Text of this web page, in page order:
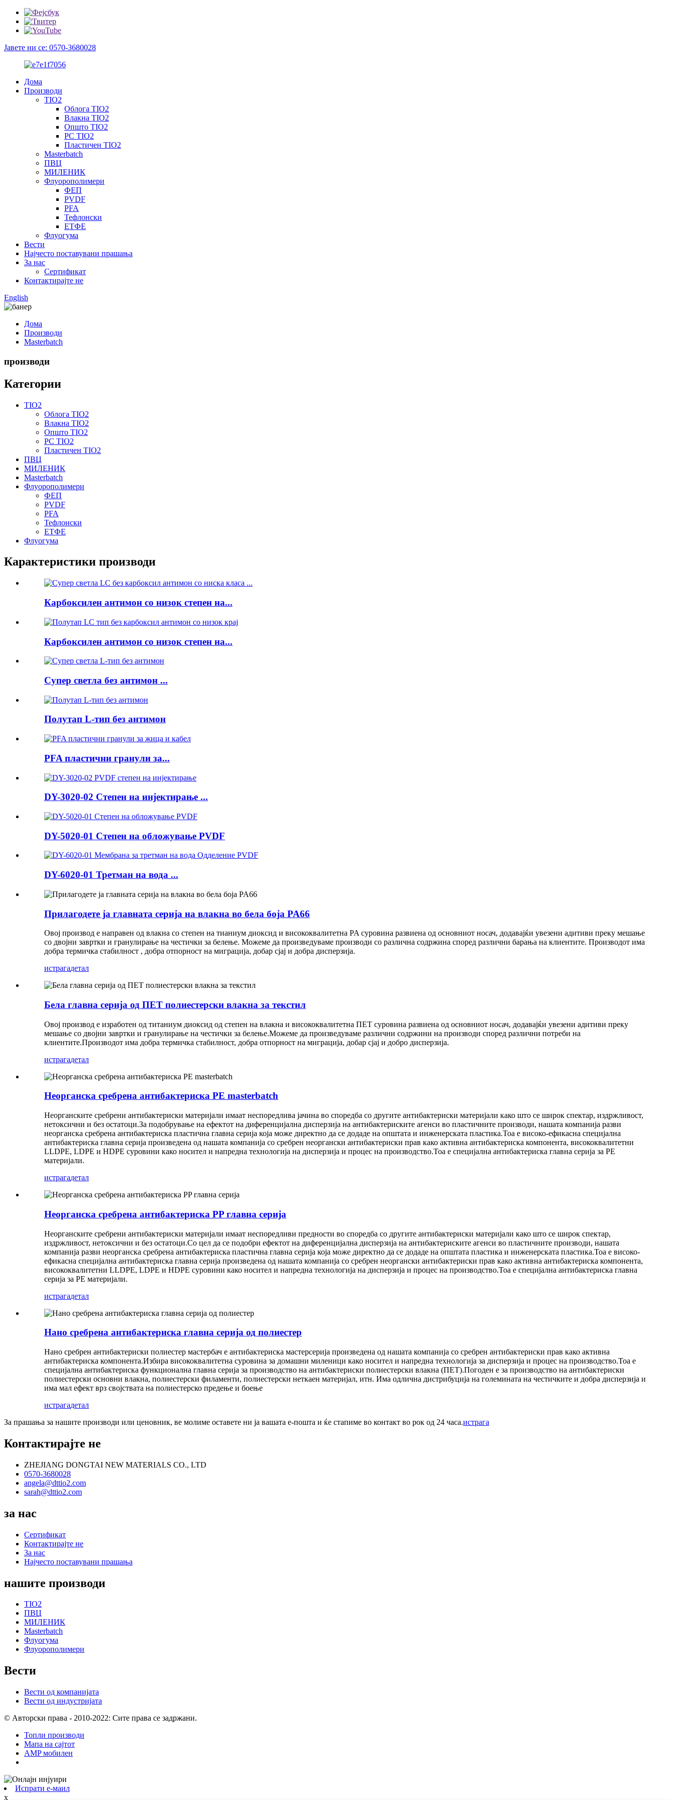
Јавете ни се: 0570-3680028
Дома
Производи
TIO2
Облога TIO2
Влакна TIO2
Општо TIO2
PC TIO2
Пластичен TIO2
Masterbatch
ПВЦ
МИЛЕНИК
Флуорополимери
ФЕП
PVDF
PFA
Тефлонски
ЕТФЕ
Флуогума
Вести
Најчесто поставувани прашања
За нас
Сертификат
Контактирајте не
English
Дома
Производи
Masterbatch
производи
Категории
TIO2
Облога TIO2
Влакна TIO2
Општо TIO2
PC TIO2
Пластичен TIO2
ПВЦ
МИЛЕНИК
Masterbatch
Флуорополимери
ФЕП
PVDF
PFA
Тефлонски
ЕТФЕ
Флуогума
Карактеристики производи
Карбоксилен антимон со низок степен на...
Карбоксилен антимон со низок степен на...
Супер светла без антимон ...
Полутап L-тип без антимон
PFA пластични гранули за...
DY-3020-02 Степен на инјектирање ...
DY-5020-01 Степен на обложување PVDF
DY-6020-01 Третман на вода ...
Прилагодете ја главната серија на влакна во бела боја PA66
Овој производ е направен од влакна со степен на тианиум диоксид и висококвалитетна PA суровина развиена од основниот носач, додавајќи увезени адитиви преку мешање
со двојни завртки и гранулирање на честички за белење. Можеме да произведуваме производи со различна содржина според различни барања на клиентите. Производот има
добра термичка стабилност , добра отпорност на миграција, добар сјај и добра дисперзија.
истрагадетал
Бела главна серија од ПЕТ полиестерски влакна за текстил
Овој производ е изработен од титаниум диоксид од степен на влакна и висококвалитетна ПЕТ суровина развиена од основниот носач, додавајќи увезени адитиви преку
мешање со двојни завртки и гранулирање на честички за белење.Можеме да произведуваме различни содржини на производи според различни потреби на
клиентите.Производот има добра термичка стабилност, добра отпорност на миграција, добар сјај и добро дисперзија.
истрагадетал
Неорганска сребрена антибактериска PE masterbatch
Неорганските сребрени антибактериски материјали имаат неспоредлива јачина во споредба со другите антибактериски материјали како што се широк спектар, издржливост,
нетоксични и без остатоци.За подобрување на ефектот на диференцијална дисперзија на антибактериските агенси во пластичните производи, нашата компанија разви
неорганска сребрена антибактериска пластична главна серија која може директно да се додаде на општата и инженерската пластика.Тоа е високо-ефикасна специјална
антибактериска главна серија произведена од нашата компанија со сребрен неоргански антибактериски прав како активна антибактериска компонента, висококвалитетни
LLDPE, LDPE и HDPE суровини како носител и напредна технологија на дисперзија и процес на производство.Тоа е специјална антибактериска главна серија за PE
материјали.
истрагадетал
Неорганска сребрена антибактериска PP главна серија
Неорганските сребрени антибактериски материјали имаат неспоредливи предности во споредба со другите антибактериски материјали како што се широк спектар,
издржливост, нетоксични и без остатоци.Со цел да се подобри ефектот на диференцијална дисперзија на антибактериските агенси во пластичните производи, нашата
компанија разви неорганска сребрена антибактериска пластична главна серија која може директно да се додаде на општата пластика и инженерската пластика.Тоа е високо-
ефикасна специјална антибактериска главна серија произведена од нашата компанија со сребрен неоргански антибактериски прав како активна антибактериска компонента,
висококвалитетни LLDPE, LDPE и HDPE суровини како носител и напредна технологија на дисперзија и процес на производство.Тоа е специјална антибактериска главна
серија за PE материјали.
истрагадетал
Нано сребрена антибактериска главна серија од полиестер
Нано сребрен антибактериски полиестер мастербач е антибактериска мастерсерија произведена од нашата компанија со сребрен антибактериски прав како активна
антибактериска компонента.Избира висококвалитетна суровина за домашни миленици како носител и напредна технологија за дисперзија и процес на производство.Тоа е
специјална антибактериска функционална главна серија за производство на антибактериски полиестерски влакна (ПЕТ).Погоден е за производство на антибактериски
полиестерски основни влакна, полиестерски филаменти, полиестерски неткаен материјал, итн. Има одлична дистрибуција на големината на честичките и добра дисперзија и
има мал ефект врз својствата на полиестерско предење и боење
истрагадетал
За прашања за нашите производи или ценовник, ве молиме оставете ни ја вашата е-пошта и ќе стапиме во контакт во рок од 24 часа.истрага
Контактирајте не
ZHEJIANG DONGTAI NEW MATERIALS CO., LTD
0570-3680028
angela@dttio2.com
sarah@dttio2.com
за нас
Сертификат
Контактирајте не
За нас
Најчесто поставувани прашања
нашите производи
TIO2
ПВЦ
МИЛЕНИК
Masterbatch
Флуогума
Флуорополимери
Вести
Вести од компанијата
Вести од индустријата
© Авторски права - 2010-2022: Сите права се задржани.
Топли производи
Мапа на сајтот
AMP мобилен
Испрати е-маил
x